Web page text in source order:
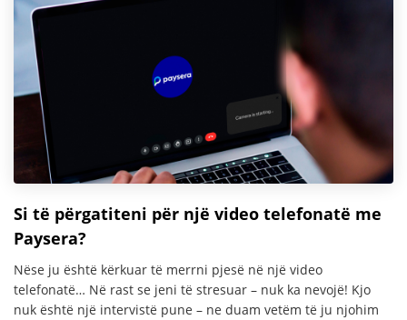
Si të përgatiteni për një video telefonatë me
Paysera?
Nëse ju është kërkuar të merrni pjesë në një video
telefonatë… Në rast se jeni të stresuar – nuk ka nevojë! Kjo
nuk është një intervistë pune – ne duam vetëm të ju njohim